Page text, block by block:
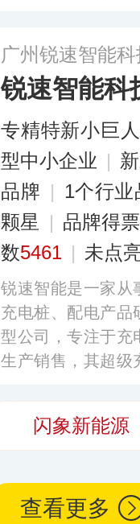
广州锐速智能
锐速智能科
专精特新小巨人
型中小企业 |
品牌 | 1个行
颗星
| 品牌得票
数5461 | 未点
锐速智能是一家从
充电桩、配电产品
型公司，专注于充
生产销售，其超级
用。更多
闪象新能源
查看更多